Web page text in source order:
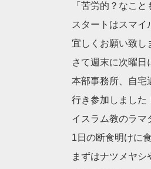
「苦労的？なこ
スタートはスマイ
宜しくお願い致し
さて週末に次曜日
本部事務所、自宅
行き参加しました
イスラム教のラマ
1日の断食明けに
まずはナツメヤシ